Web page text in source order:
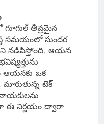
గూగుల్ తీవ్రమైన
సమయంలో సుందర
నడిపిస్తోంది. ఆయన
ఆయనకు ఒక
మారుతున్న టెక్
ఈ నిర్ణయం ద్వారా